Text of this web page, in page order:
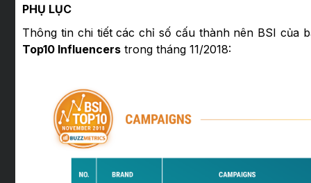
PHỤ LỤC
Thông tin chi tiết các chỉ số cấu thành nên BSI của
Top10 Influencers trong tháng 11/2018: